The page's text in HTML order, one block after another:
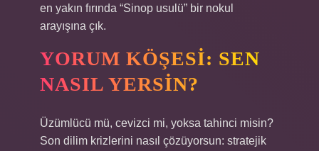
en yakın fırında “Sinop usulü” bir nokul
arayışına çık.
YORUM KÖŞESI: SEN
NASIL YERSIN?
Üzümlücü mü, cevizci mi, yoksa tahinci misin?
Son dilim krizlerini nasıl çözüyorsun: stratejik